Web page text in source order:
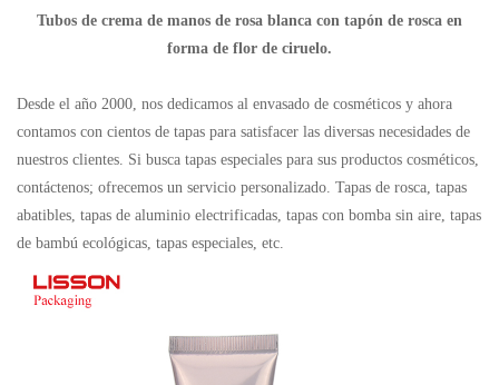
Tubos de crema de manos de rosa blanca con tapón de rosca en
forma de flor de ciruelo.
Desde el año 2000, nos dedicamos al envasado de cosméticos y ahora
contamos con cientos de tapas para satisfacer las diversas necesidades de
nuestros clientes. Si busca tapas especiales para sus productos cosméticos,
contáctenos; ofrecemos un servicio personalizado. Tapas de rosca, tapas
abatibles, tapas de aluminio electrificadas, tapas con bomba sin aire, tapas
de bambú ecológicas, tapas especiales, etc.